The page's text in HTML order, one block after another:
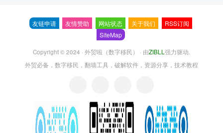
友链申请 友情赞助 网站状态 关于我们
RSS订阅
SiteMap
Copyright © 2024 · 外贸啦（数字移民） · 由ZIBLL 强力驱动.
外贸必备，数字移民，翻墙工具，破解软件，资源分享，技术教程